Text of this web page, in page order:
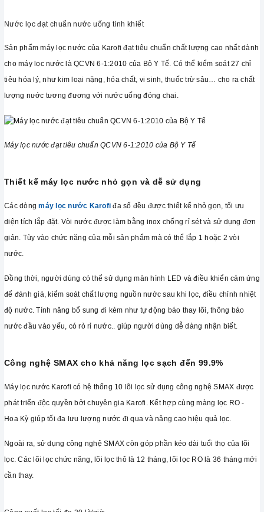
Nước lọc đạt chuẩn nước uống tinh khiết
Sản phẩm máy lọc nước của Karofi đạt tiêu chuẩn chất lượng cao nhất dành
cho máy lọc nước là QCVN 6-1:2010 của Bộ Y Tế. Có thể kiểm soát 27 chỉ
tiêu hóa lý, như kim loại nặng, hóa chất, vi sinh, thuốc trừ sâu… cho ra chất
lượng nước tương đương với nước uống đóng chai.
Máy lọc nước đạt tiêu chuẩn QCVN 6-1:2010 của Bộ Y Tế
Thiết kế máy lọc nước nhỏ gọn và dễ sử dụng
Các dòng máy lọc nước Karofi đa số đều được thiết kế nhỏ gọn, tối ưu
diện tích lắp đặt. Vòi nước được làm bằng inox chống rỉ sét và sử dụng đơn
giản. Tùy vào chức năng của mỗi sản phẩm mà có thể lắp 1 hoặc 2 vòi
nước.
Đồng thời, người dùng có thể sử dụng màn hình LED và điều khiển cảm ứng
để đánh giá, kiểm soát chất lượng nguồn nước sau khi lọc, điều chỉnh nhiệt
độ nước. Tính năng bổ sung đi kèm như tự động báo thay lõi, thông báo
nước đầu vào yếu, có rò rỉ nước.. giúp người dùng dễ dàng nhận biết.
Công nghệ SMAX cho khả năng lọc sạch đến 99.9%
Máy lọc nước Karofi có hệ thống 10 lõi lọc sử dụng công nghệ SMAX được
phát triển độc quyền bởi chuyên gia Karofi. Kết hợp cùng màng lọc RO -
Hoa Kỳ giúp tối đa lưu lượng nước đi qua và nâng cao hiệu quả lọc.
Ngoài ra, sử dụng công nghệ SMAX còn góp phần kéo dài tuổi thọ của lõi
lọc. Các lõi lọc chức năng, lõi lọc thô là 12 tháng, lõi lọc RO là 36 tháng mới
cần thay.